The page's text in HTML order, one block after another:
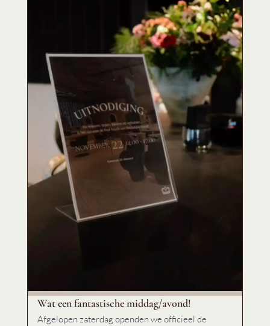
Wat een fantastische middag/avond!
Afgelopen zaterdag openden we officieel de